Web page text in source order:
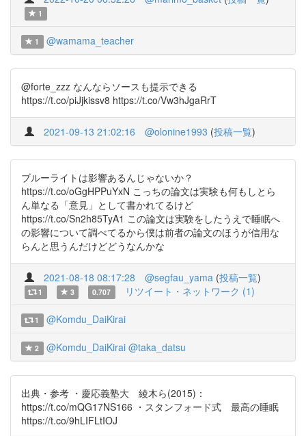
1
1 @wamama_teacher
@forte_zzz なんならソースも提示できる
https://t.co/piJjkissv8 https://t.co/Vw3hJgaRrT
2021-09-13 21:02:16 @olonine1993 (投稿一覧)
ブルーライトは影響あるんじゃないか？
https://t.co/oGgHPPuYxN こっちの論文は実験も何もしとら
ん単なる「意見」として書かれてるけど
https://t.co/Sn2h85TyA1 この論文は実験をしたうえで睡眠へ
の影響について調べてるから僕は前者の論文のほうが信用な
らんと思うんだけどどうなんかな
2021-08-18 08:17:28 @segfau_yama (投稿一覧)
1 3 0.707 リツイート・ネットワーク (1)
1 @Komdu_DaiKirai
2 @Komdu_DaiKirai @taka_datsu
出典・参考 ・慶応義塾大 綾木ら(2015)：
https://t.co/mQG17NS166 ・スタンフォード式 最高の睡眠
https://t.co/9hLIFLtIOJ